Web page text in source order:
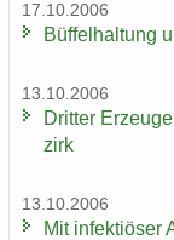
17.10.2006
Büf­fel­hal­tung
13.10.2006
Drit­ter
zirk
13.10.2006
Mit in­fek­tiö­ser